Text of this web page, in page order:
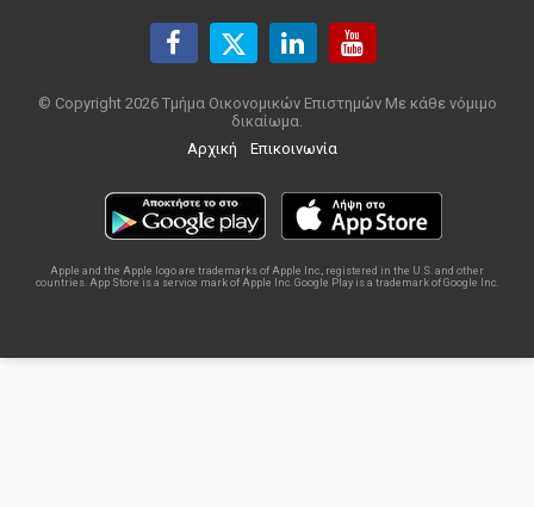
© Copyright 2026 Τμήμα Οικονομικών Επιστημών Με κάθε νόμιμο
δικαίωμα.
Αρχική
Επικοινωνία
Apple and the Apple logo are trademarks of Apple Inc., registered in the U.S. and other
countries. App Store is a service mark of Apple Inc. Google Play is a trademark of Google Inc.